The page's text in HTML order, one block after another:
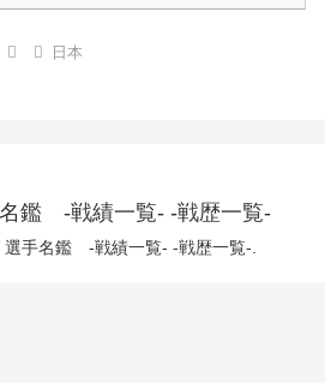
日本
鑑 -戦績一覧- -戦歴一覧-
手名鑑 -戦績一覧- -戦歴一覧-.